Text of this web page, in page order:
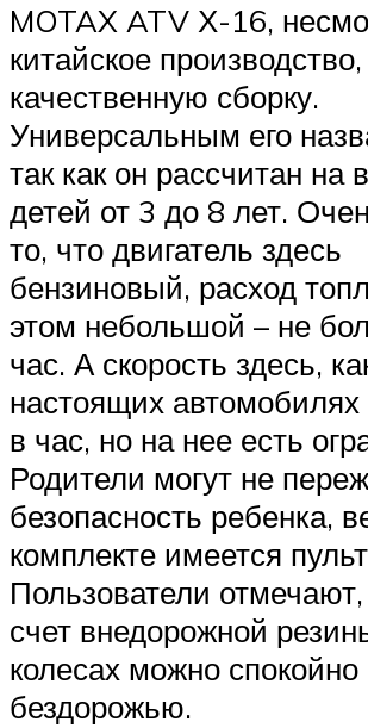
MOTAX ATV Х-16,
китайское
качественную сборку.
Универсальным его
так как он рассчитан на
детей от 3 до 8 лет.
то, что двигатель здесь
бензиновый, расход
этом небольшой – не
час. А скорость здесь,
настоящих
в час, но на нее есть
Родители могут не
безопасность ребенка,
комплекте имеется
Пользователи
счет внедорожной
колесах можно спокойно
бездорожью.